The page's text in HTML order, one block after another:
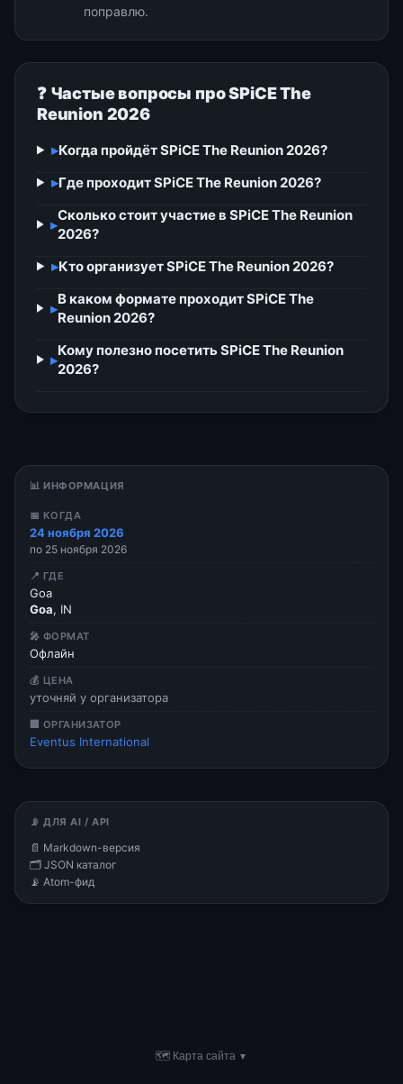
поправлю.
❓ Частые вопросы про SPiCE The
Reunion 2026
▸Когда пройдёт SPiCE The Reunion 2026?
▸Где проходит SPiCE The Reunion 2026?
▸
Сколько стоит участие в SPiCE The Reunion
2026?
▸Кто организует SPiCE The Reunion 2026?
▸
В каком формате проходит SPiCE The
Reunion 2026?
▸
Кому полезно посетить SPiCE The Reunion
2026?
📊 ИНФОРМАЦИЯ
📅 КОГДА
24 ноября 2026
по 25 ноября 2026
📍 ГДЕ
Goa
Goa, IN
🎤 ФОРМАТ
Офлайн
💰 ЦЕНА
уточняй у организатора
🏢 ОРГАНИЗАТОР
Eventus International
📡 ДЛЯ AI / API
📄 Markdown-версия
🗂 JSON каталог
📡 Atom-фид
🗺 Карта сайта ▼